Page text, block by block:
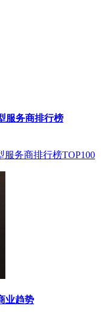
服务商排行榜
服务商排行榜TOP100
业趋势